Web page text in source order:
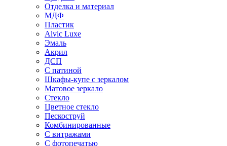
Отделка и материал
МДФ
Пластик
Alvic Luxe
Эмаль
Акрил
ДСП
С патиной
Шкафы-купе с зеркалом
Матовое зеркало
Стекло
Цветное стекло
Пескоструй
Комбинированные
С витражами
С фотопечатью